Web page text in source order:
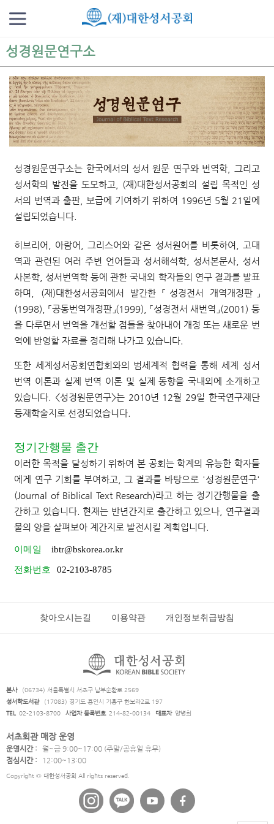
성경원문연구소
성경원문연구소는 한국에서의 성서 원문 연구와 번역학, 그리고
성서학의 발전을 도모하고, (재)대한성서공회의 설립 목적인 성
서의 번역과 출판, 보급에 기여하기 위하여 1996년 5월 21일에
설립되었습니다.
히브리어, 아람어, 그리스어와 같은 성서원어를 비롯하여, 고대
역과 관련된 여러 주변 언어들과 성서해석학, 성서본문사, 성서
사본학, 성서번역학 등에 관한 국내외 학자들의 연구 결과를 발표
하며, (재)대한성서공회에서 발간한 「성경전서 개역개정판」
(1998), 「공동번역개정판」(1999), 「성경전서 새번역」(2001) 등
을 다루면서 번역을 개선할 점들을 찾아내어 개정 또는 새로운 번
역에 반영할 자료를 정리해 나가고 있습니다.
또한 세계성서공회연합회와의 범세계적 협력을 통해 세계 성서
번역 이론과 실제 번역 이론 및 실제 동향을 국내외에 소개하고
있습니다. <성경원문연구>는 2010년 12월 29일 한국연구재단
등재학술지로 선정되었습니다.
정기간행물 출간
이러한 목적을 달성하기 위하여 본 공회는 학계의 유능한 학자들
에게 연구 기회를 부여하고, 그 결과를 바탕으로 '성경원문연구'
(Journal of Biblical Text Research)라고 하는 정기간행물을 출
간하고 있습니다. 현재는 반년간지로 출간하고 있으나, 연구결과
물의 양을 살펴보아 계간지로 발전시킬 계획입니다.
이메일 ibtr@bskorea.or.kr
전화번호 02-2103-8785
찾아오시는길 이용약관 개인정보취급방침
본사
(06734) 서울특별시 서초구 남부순환로 2569
성서학도서관
(17083) 경기도 용인시 기흥구 한보라2로 197
TEL 02-2103-8700 사업자 등록번호 214-82-00134 대표자 양병희
서초회관 매장 운영
운영시간 :
월~금 9:00~17:00 (주말/공휴일 휴무)
점심시간 :
12:00~13:00
Copyright © 대한성서공회 All rights reserved.